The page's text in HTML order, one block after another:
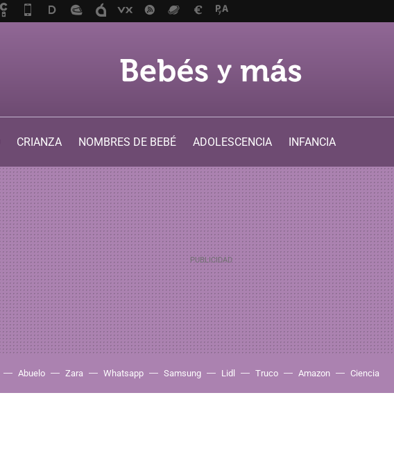
CRIANZA NOMBRES DE BEBÉ ADOLESCENCIA
INFANCIA
Abuelo Zara Whatsapp Samsung Lidl Truco Amazon Ciencia